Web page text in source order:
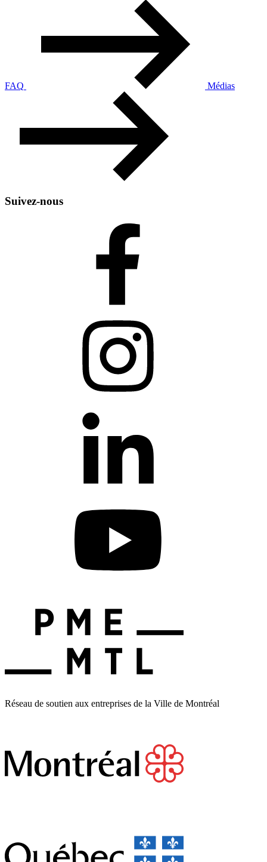
FAQ Médias
Suivez-nous
Réseau de soutien aux entreprises de la Ville de Montréal